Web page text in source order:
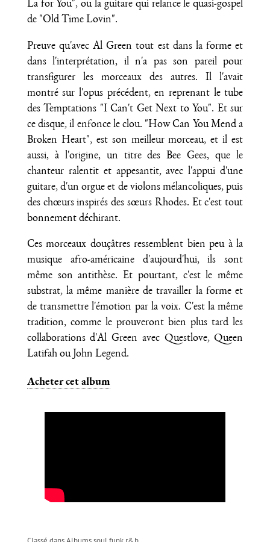
La for You", ou la guitare qui relance le quasi-gospel
de "Old Time Lovin".
Preuve qu'avec Al Green tout est dans la forme et
dans l'interprétation, il n'a pas son pareil pour
transfigurer les morceaux des autres. Il l'avait
montré sur l'opus précédent, en reprenant le tube
des Temptations "I Can't Get Next to You". Et sur
ce disque, il enfonce le clou. "How Can You Mend a
Broken Heart", est son meilleur morceau, et il est
aussi, à l'origine, un titre des Bee Gees, que le
chanteur ralentit et appesantit, avec l'appui d'une
guitare, d'un orgue et de violons mélancoliques, puis
des chœurs inspirés des sœurs Rhodes. Et c'est tout
bonnement déchirant.
Ces morceaux douçâtres ressemblent bien peu à la
musique afro-américaine d'aujourd'hui, ils sont
même son antithèse. Et pourtant, c'est le même
substrat, la même manière de travailler la forme et
de transmettre l'émotion par la voix. C'est la même
tradition, comme le prouveront bien plus tard les
collaborations d'Al Green avec Questlove, Queen
Latifah ou John Legend.
Acheter cet album